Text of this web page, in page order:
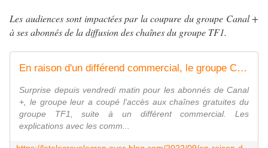
Les audiences sont impactées par la coupure du groupe Canal +
à ses abonnés de la diffusion des chaînes du groupe TF1.
En raison d'un différend commercial, le groupe Canal+ coupe le signal à ses abonnés des chaînes du groupe TF1 - La Télé crève l'Ecran
Surprise depuis vendredi matin pour les abonnés de Canal
+, le groupe leur a coupé l'accès aux chaînes gratuites du
groupe TF1, suite à un différent commercial. Les
explications avec les comm...